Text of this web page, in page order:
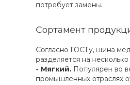
потребует замены.
Сортамент
Согласно ГОСТу, шина
разделяется на несколько
- Мягкий. Популярен во
промышленных отраслях